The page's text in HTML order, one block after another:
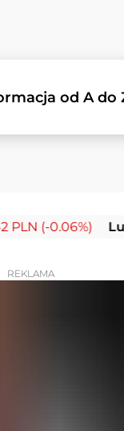
od A do
Lubelski
REKLAMA